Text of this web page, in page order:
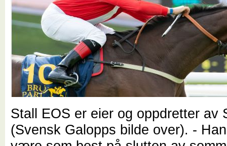
Stall EOS er eier og oppdretter av
(Svensk Galopps bilde over). -